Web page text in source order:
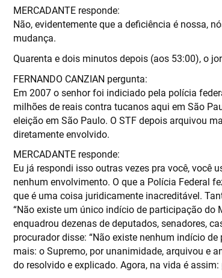
MERCADANTE responde:
Não, evidentemente que a deficiência é nossa,
mudança.
Quarenta e dois minutos depois (aos 53:00), o
FERNANDO CANZIAN pergunta:
Em 2007 o senhor foi indiciado pela polícia
milhões de reais contra tucanos aqui em São
eleição em São Paulo. O STF depois arquivou
diretamente envolvido.
MERCADANTE responde:
Eu já respondi isso outras vezes pra você, você
nenhum envolvimento. O que a Polícia Federal
que é uma coisa juridicamente inacreditável.
“Não existe um único indício de participação do
enquadrou dezenas de deputados, senadores,
procurador disse: “Não existe nenhum indício
mais: o Supremo, por unanimidade, arquivou e
do resolvido e explicado. Agora, na vida é